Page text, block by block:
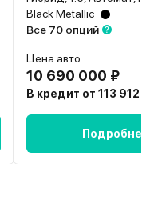
Black Metallic
Все 70 опций
Цена авто
10 690 000 ₽
В кредит от 113 912 ₽
Подробнее